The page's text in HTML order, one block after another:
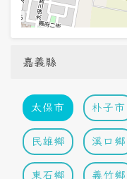
嘉義縣
太保市 朴子市
民雄鄉 溪口鄉
東石鄉 義竹鄉